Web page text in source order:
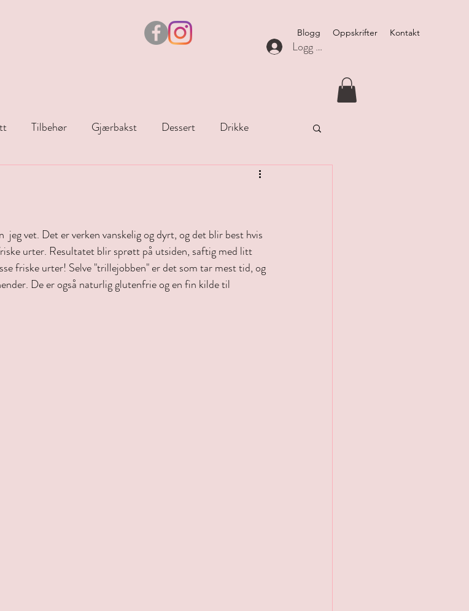
Blogg Oppskrifter Kontakt
Logg inn
Tilbehør Gjærbakst Dessert Drikke
jeg vet. Det er verken vanskelig og dyrt, og det blir best hvis
urter. Resultatet blir sprøtt på utsiden, saftig med litt
friske urter! Selve "trillejobben" er det som tar mest tid, og
De er også naturlig glutenfrie og en fin kilde til